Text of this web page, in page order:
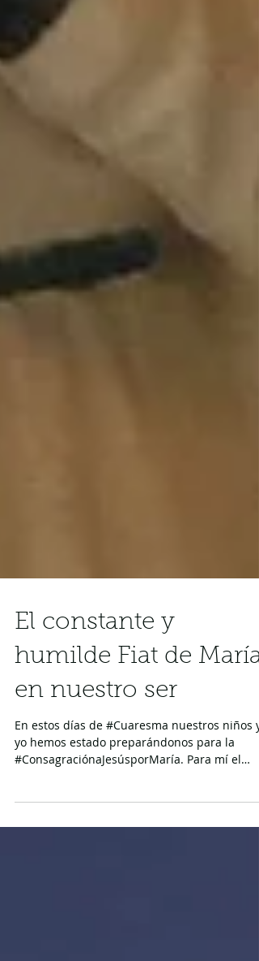
El constante y
humilde Fiat de María
en nuestro ser
En estos días de #Cuaresma nuestros niños y
#ConsagraciónaJesúsporMaría. Para mí el